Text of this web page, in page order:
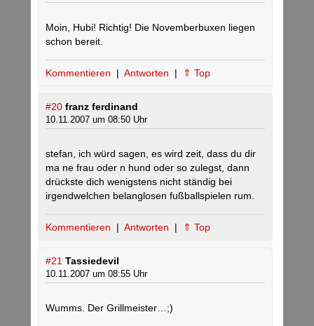
Moin, Hubi! Richtig! Die Novemberbuxen liegen
schon bereit.
Kommentieren | Antworten | ⇑ Top
#20 franz ferdinand
10.11.2007 um 08:50 Uhr
stefan, ich würd sagen, es wird zeit, dass du dir
ma ne frau oder n hund oder so zulegst, dann
drückste dich wenigstens nicht ständig bei
irgendwelchen belanglosen fußballspielen rum.
Kommentieren | Antworten | ⇑ Top
#21 Tassiedevil
10.11.2007 um 08:55 Uhr
Wumms. Der Grillmeister…;)